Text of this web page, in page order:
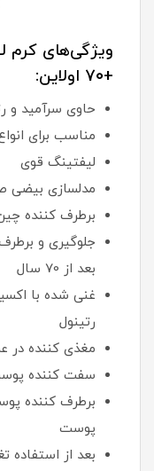
ویژگی‌های کرم
+70 اولاین:
حاوی سرآمید و
مناسب برای انواع
لیفتینگ قوی
مدلسازی بیضی
برطرف کننده
جلوگیری و
بعد از 70 سال
غنی شده با
رتینول
مغذی کننده در
سفت کننده
برطرف کننده
پوست
بعد از استفاده